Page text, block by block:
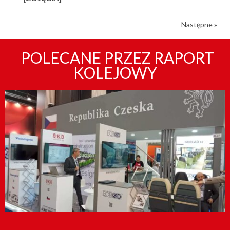
Następne »
POLECANE PRZEZ RAPORT
KOLEJOWY